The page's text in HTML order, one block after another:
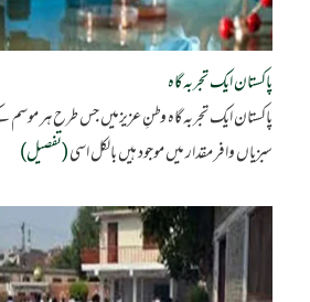
پاکستان ایک تجربہ گاہ
پاکستان ایک تجربہ گاہ وطنِ عزیزمیں جس طرح ہر
سبزیاں وافر مقدار میں موجود ہیں بالکل اسی(تفصیل)